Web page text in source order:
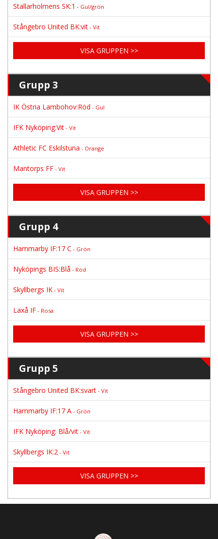
Stallarholmens SK:1 - Gul/grön
Stångebro United BK:vit - Vit
VISA GRUPPEN >>
Grupp 3
IK Östria Lambohov:Röd - Gul
IFK Nyköping:Vit - Vit
Athletic FC Eskilstuna - Orange
Mantorps FF - Vit
VISA GRUPPEN >>
Grupp 4
Hammarby IF:17 C - Grön
Nyköpings BIS:Blå - Röd
Skyllbergs IK - Vit
Laxå IF - Rosa
VISA GRUPPEN >>
Grupp 5
Stångebro United BK:svart - Vit
Hammarby IF:17 A - Grön
IFK Nyköping: Blå/vit - Vit
Skyllbergs IK:2 - Vit
VISA GRUPPEN >>